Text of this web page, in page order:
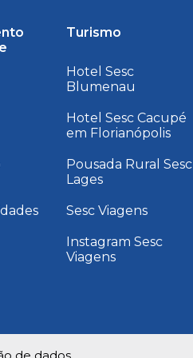
Turismo
Hotel Sesc
Blumenau
Hotel Sesc Cacupé
em Florianópolis
Pousada Rural Sesc
Lages
Sesc Viagens
Instagram Sesc
Viagens